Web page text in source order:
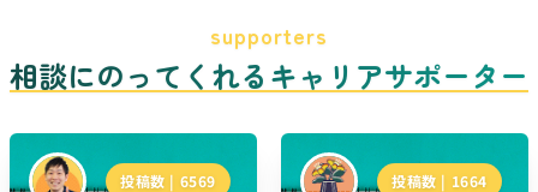
supporters
相談にのってくれるキャリアサポーター
投稿数 | 6569 投稿数 | 1664